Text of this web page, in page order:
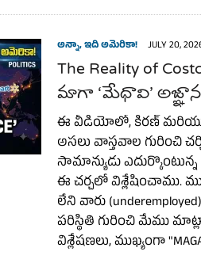
అన్నా, ఇది అమెరికా! JULY 20,
The Reality of
మాగా ‘మేధావి’
ఈ వీడియోలో, కిరణ్ మరియు
అసలు వాస్తవాల గురించి
సామాన్యుడు ఎదుర్కొంటున్న
ఈ చర్చలో విశ్లేషించాము.
లేని వారు
పరిస్థితి గురించి మేము
విశ్లేషణలు, ముఖ్యంగా